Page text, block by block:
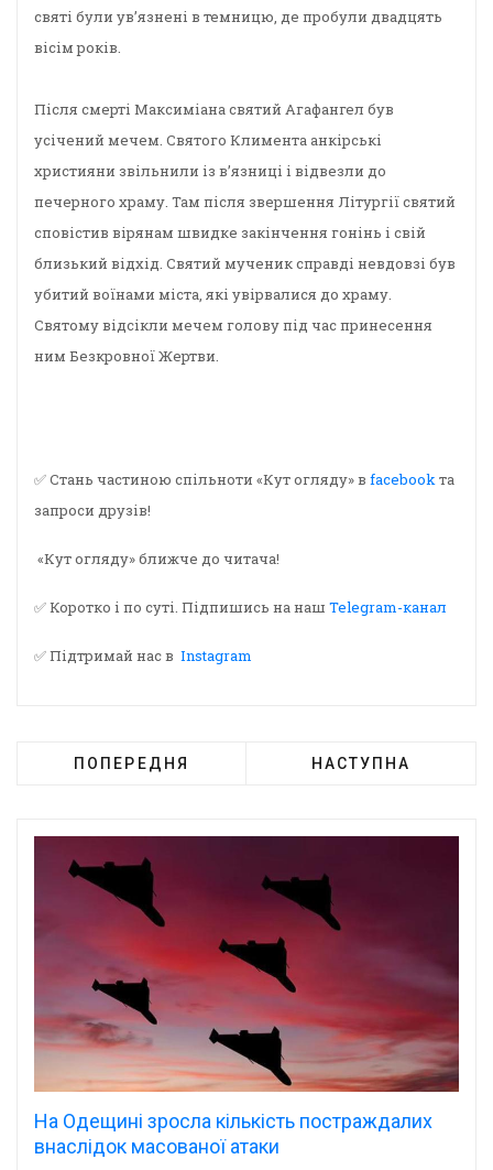
святі були ув’язнені в темницю, де пробули двадцять
вісім років.
Після смерті Максиміана святий Агафангел був
усічений мечем. Святого Климента анкірські
християни звільнили із в’язниці і відвезли до
печерного храму. Там після звершення Літургії святий
сповістив вірянам швидке закінчення гонінь і свій
близький відхід. Святий мученик справді невдовзі був
убитий воїнами міста, які увірвалися до храму.
Святому відсікли мечем голову під час принесення
ним Безкровної Жертви.
✅ Стань частиною спільноти «Кут огляду» в facebookта
запроси друзів!
«Кут огляду» ближче до читача!
✅ Коротко і по суті. Підпишись на наш Telegram-канал
✅ Підтримай нас в Instagram
ПОПЕРЕДНЯ НАСТУПНА
На Одещині зросла кількість постраждалих
внаслідок масованої атаки